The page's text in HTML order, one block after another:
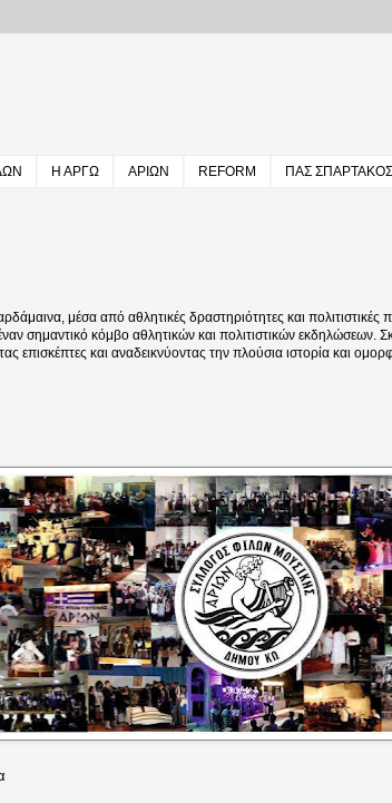
Η ΑΡΓΩ ΑΡΙΩΝ REFORM ΠΑΣ ΣΠΑΡΤΑΚΟΣ
μέσα από αθλητικές δραστηριότητες και
σημαντικό κόμβο αθλητικών και πολιτιστικών εκδηλώσεων.
επισκέπτες και αναδεικνύοντας την πλούσια ιστορία και